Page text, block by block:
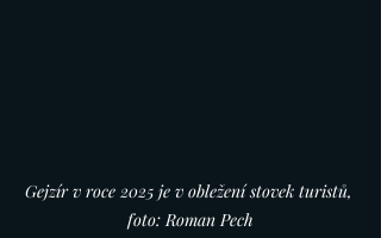
Gejzír v roce 2025 je v obležení stovek turistů,
foto: Roman Pech